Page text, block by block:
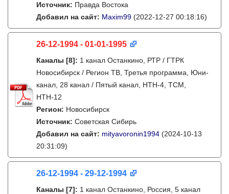
Источник: Правда Востока
Добавил на сайт: Maxim99 (2022-12-27 00:18:16)
26-12-1994 - 01-01-1995
Каналы [8]: 1 канал Останкино, РТР / ГТРК
Новосибирск / Регион ТВ, Третья программа, Юни-
канал, 28 канал / Пятый канал, НТН-4, ТСМ,
НТН-12
Регион: Новосибирск
Источник: Советская Сибирь
Добавил на сайт: mityavoronin1994 (2024-10-13
20:31:09)
26-12-1994 - 29-12-1994
Каналы [7]: 1 канал Останкино, Россия, 5 канал